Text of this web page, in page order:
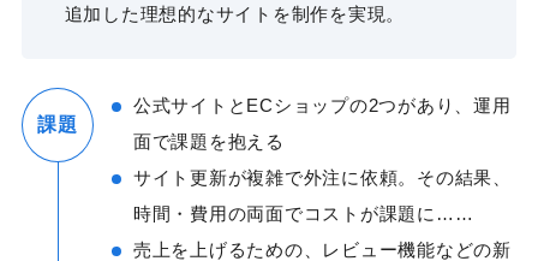
追加した理想的なサイトを制作を実現。
課題
公式サイトとECショップの2つがあり、運用
面で課題を抱える
サイト更新が複雑で外注に依頼。その結果、
時間・費用の両面でコストが課題に……
売上を上げるための、レビュー機能などの新